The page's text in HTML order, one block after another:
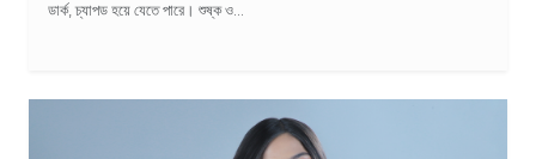
ডার্ক, চ্যাপড হয়ে যেতে পারে। শুষ্ক ও...